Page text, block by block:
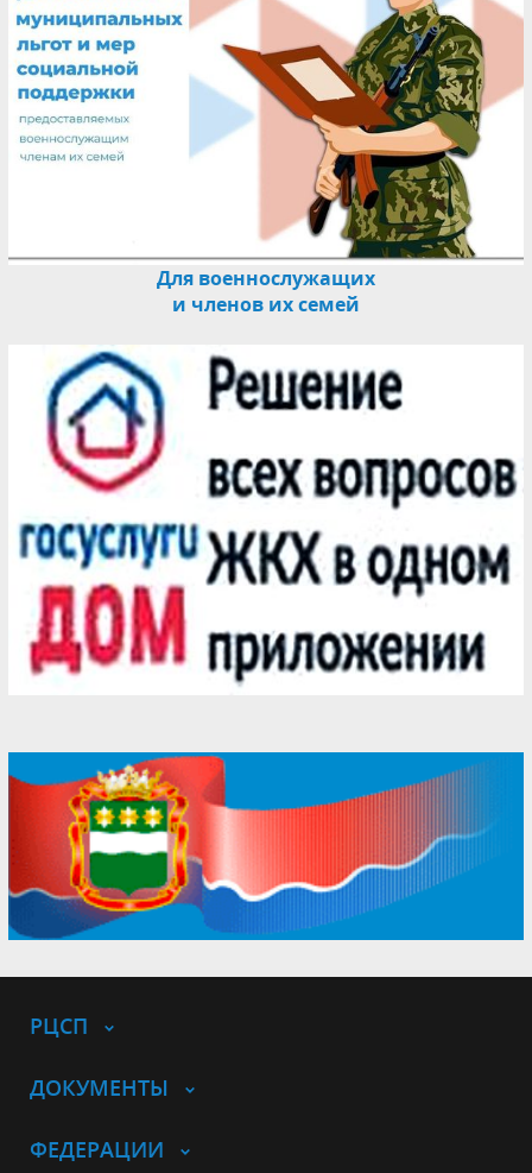
Для военнослужащих
и членов их семей
РЦСП
ДОКУМЕНТЫ
ФЕДЕРАЦИИ